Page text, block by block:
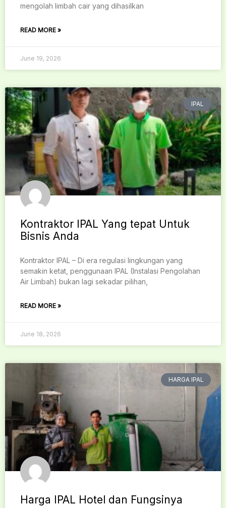
mengolah limbah cair yang dihasilkan
READ MORE »
June 19, 2026
IPAL
Kontraktor IPAL Yang tepat Untuk
Bisnis Anda
Kontraktor IPAL – Di era regulasi lingkungan yang
semakin ketat, penggunaan IPAL (Instalasi Pengolahan
Air Limbah) bukan lagi sekadar pilihan,
READ MORE »
June 18, 2026
HARGA IPAL
Harga IPAL Hotel dan Fungsinya